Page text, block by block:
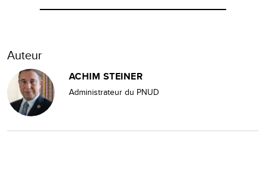
Auteur
ACHIM STEINER
Administrateur du PNUD